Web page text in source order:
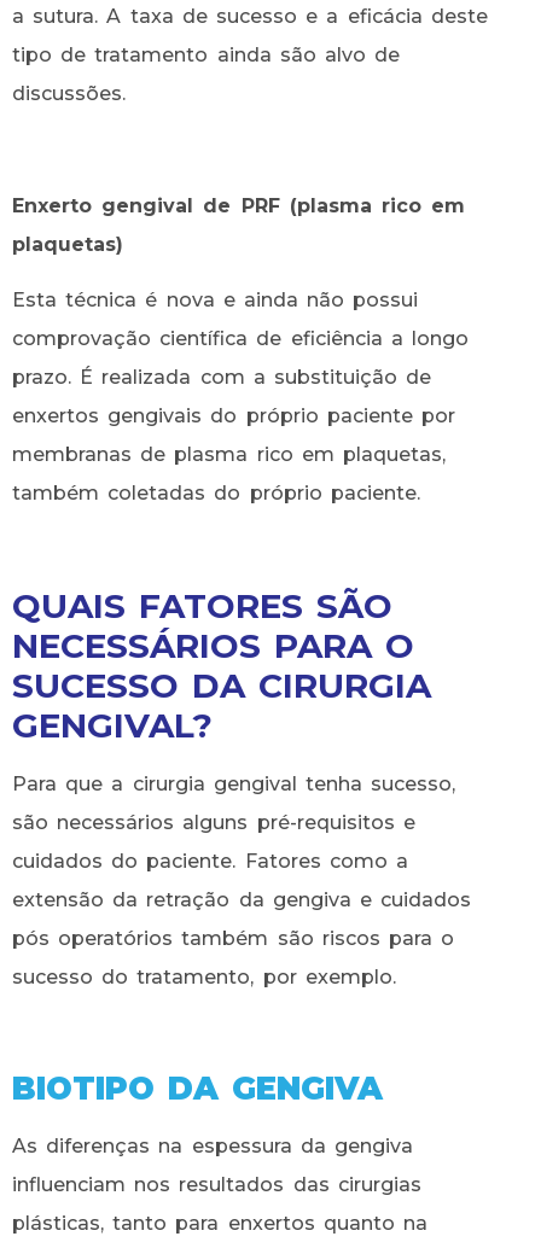
a sutura. A taxa de sucesso e a eficácia deste
tipo de tratamento ainda são alvo de
discussões.
Enxerto gengival de PRF (plasma rico em
plaquetas)
Esta técnica é nova e ainda não possui
comprovação científica de eficiência a longo
prazo. É realizada com a substituição de
enxertos gengivais do próprio paciente por
membranas de plasma rico em plaquetas,
também coletadas do próprio paciente.
QUAIS FATORES SÃO
NECESSÁRIOS PARA O
SUCESSO DA CIRURGIA
GENGIVAL?
Para que a cirurgia gengival tenha sucesso,
são necessários alguns pré-requisitos e
cuidados do paciente. Fatores como a
extensão da retração da gengiva e cuidados
pós operatórios também são riscos para o
sucesso do tratamento, por exemplo.
BIOTIPO DA GENGIVA
As diferenças na espessura da gengiva
influenciam nos resultados das cirurgias
plásticas, tanto para enxertos quanto na